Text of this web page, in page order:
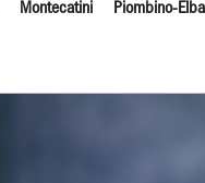
Montecatini Piombino-Elba